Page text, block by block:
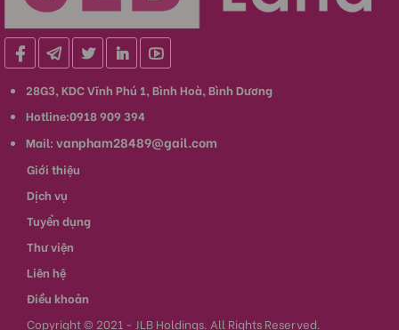
28G3, KDC Vĩnh Phú 1, Bình Hoà, Bình Dương
Hotline:0918 909 394
Mail: vanpham28489@gail.com
Giới thiệu
Dịch vụ
Tuyển dụng
Thư viện
Liên hệ
Điều khoản
Copyright © 2021 - JLB Holdings. All Rights Reserved.